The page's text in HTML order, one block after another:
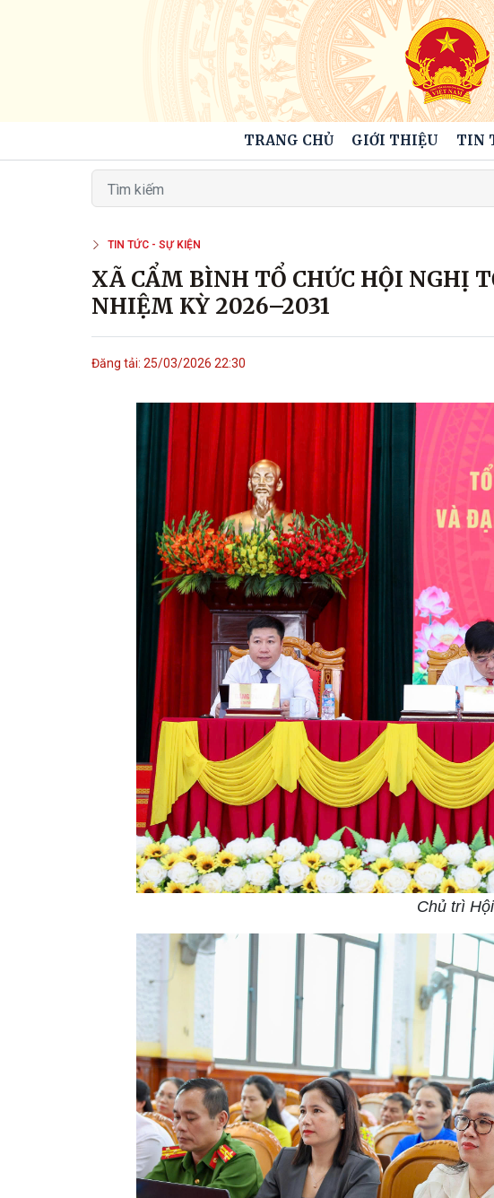
TRANG CHỦ GIỚI THIỆU TIN
TIN TỨC - SỰ KIỆN
XÃ CẨM BÌNH TỔ CHỨC HỘI NGHỊ
NHIỆM KỲ 2026–2031
Đăng tải: 25/03/2026 22:30
Chủ trì